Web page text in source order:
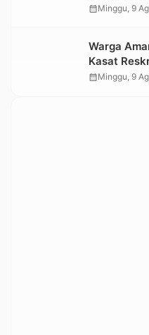
Nonongan
calendar_monthMinggu, 9
Warga
Kasat
Proses
calendar_monthMinggu, 9